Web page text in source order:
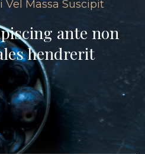
Vel Massa Suscipit
ante non
hendrerit